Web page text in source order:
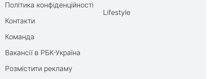
Політика конфіденційності
Контакти
Команда
Вакансії в РБК-Україна
Розмістити рекламу
Lifestyle